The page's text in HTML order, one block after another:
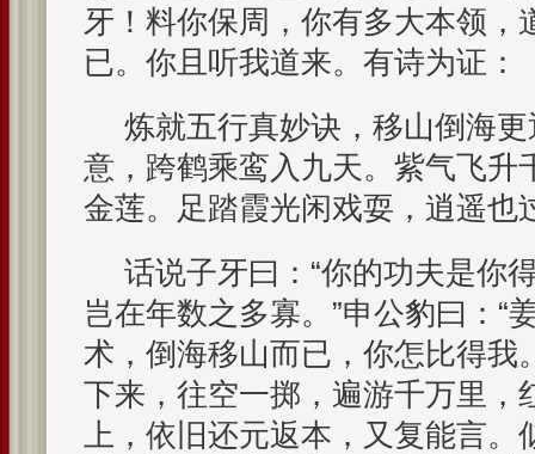
牙！料你保周，你有多大本领，
已。你且听我道来。有诗为证：
炼就五行真妙诀，移山倒海
意，跨鹤乘鸾入九天。紫气飞升
金莲。足踏霞光闲戏耍，逍遥也
话说子牙曰：“你的功夫是你
岂在年数之多寡。”申公豹曰：“
术，倒海移山而已，你怎比得我
下来，往空一掷，遍游千万里，
上，依旧还元返本，又复能言。